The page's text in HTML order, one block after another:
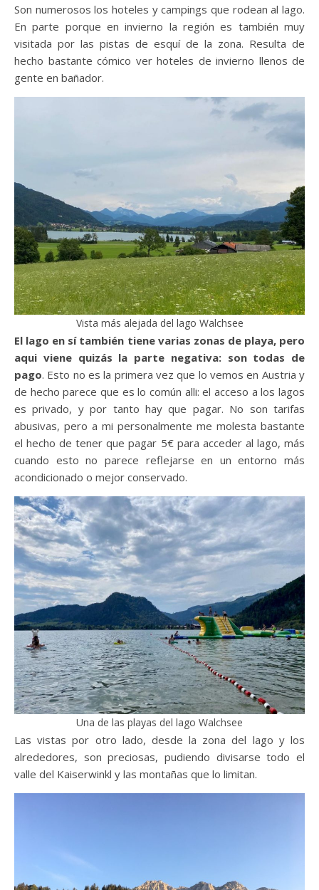
Son numerosos los hoteles y campings que rodean al lago.
En parte porque en invierno la región es también muy
visitada por las pistas de esquí de la zona. Resulta de
hecho bastante cómico ver hoteles de invierno llenos de
gente en bañador.
Vista más alejada del lago Walchsee
El lago en sí también tiene varias zonas de playa, pero
aqui viene quizás la parte negativa: son todas de
pago. Esto no es la primera vez que lo vemos en Austria y
de hecho parece que es lo común alli: el acceso a los lagos
es privado, y por tanto hay que pagar. No son tarifas
abusivas, pero a mi personalmente me molesta bastante
el hecho de tener que pagar 5€ para acceder al lago, más
cuando esto no parece reflejarse en un entorno más
acondicionado o mejor conservado.
Una de las playas del lago Walchsee
Las vistas por otro lado, desde la zona del lago y los
alrededores, son preciosas, pudiendo divisarse todo el
valle del Kaiserwinkl y las montañas que lo limitan.